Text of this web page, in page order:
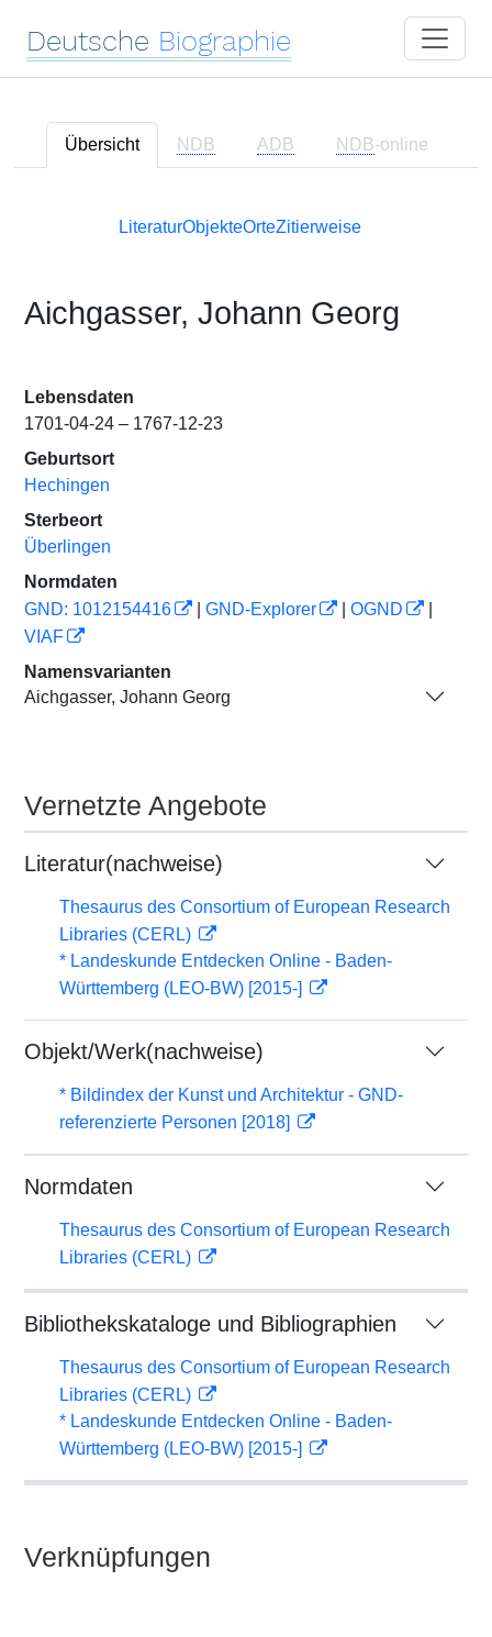
Deutsche Biographie
Übersicht NDB ADB NDB-online
LiteraturObjekteOrteZitierweise
Aichgasser, Johann Georg
Lebensdaten
1701-04-24 – 1767-12-23
Geburtsort
Hechingen
Sterbeort
Überlingen
Normdaten
GND: 1012154416
GND-Explorer OGND
VIAF
Namensvarianten
Aichgasser, Johann Georg
Vernetzte Angebote
Literatur(nachweise)
Thesaurus des Consortium of European Research
Libraries (CERL)
* Landeskunde Entdecken Online - Baden-
Württemberg (LEO-BW) [2015-]
Objekt/Werk(nachweise)
* Bildindex der Kunst und Architektur - GND-
referenzierte Personen [2018]
Normdaten
Thesaurus des Consortium of European Research
Libraries (CERL)
Bibliothekskataloge und Bibliographien
Thesaurus des Consortium of European Research
Libraries (CERL)
* Landeskunde Entdecken Online - Baden-
Württemberg (LEO-BW) [2015-]
Verknüpfungen